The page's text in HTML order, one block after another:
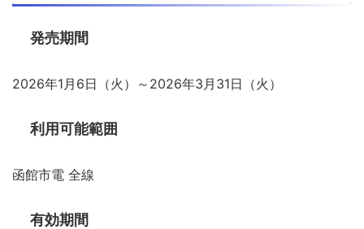
発売期間
2026年1月6日（火）～2026年3月31日（火）
利用可能範囲
函館市電 全線
有効期間